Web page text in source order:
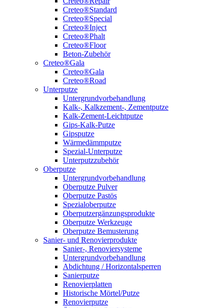
Creteo®Standard
Creteo®Special
Creteo®Inject
Creteo®Phalt
Creteo®Floor
Beton-Zubehör
Creteo®Gala
Creteo®Gala
Creteo®Road
Unterputze
Untergrundvorbehandlung
Kalk-, Kalkzement-, Zementputze
Kalk-Zement-Leichtputze
Gips-Kalk-Putze
Gipsputze
Wärmedämmputze
Spezial-Unterputze
Unterputzzubehör
Oberputze
Untergrundvorbehandlung
Oberputze Pulver
Oberputze Pastös
Spezialoberputze
Oberputzergänzungsprodukte
Oberputze Werkzeuge
Oberputze Bemusterung
Sanier- und Renovierprodukte
Sanier-, Renoviersysteme
Untergrundvorbehandlung
Abdichtung / Horizontalsperren
Sanierputze
Renovierplatten
Historische Mörtel/Putze
Renovierputze